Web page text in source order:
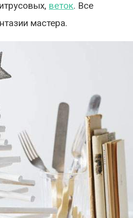
веток. Все
мастера.